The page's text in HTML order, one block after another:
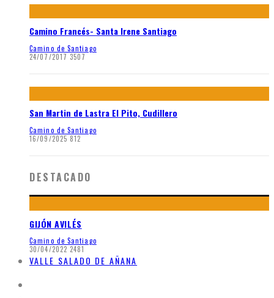
Camino Francés- Santa Irene Santiago
Camino de Santiago
24/07/2017 3507
San Martin de Lastra El Pito, Cudillero
Camino de Santiago
16/09/2025 812
DESTACADO
GIJÓN AVILÉS
Camino de Santiago
30/04/2022 2481
VALLE SALADO DE AÑANA